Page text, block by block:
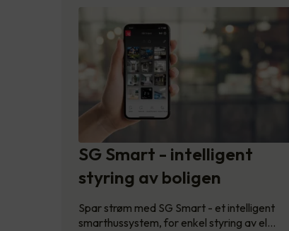
SG Smart - intelligent
styring av boligen
Spar strøm med SG Smart - et intelligent
smarthussystem, for enkel styring av el…